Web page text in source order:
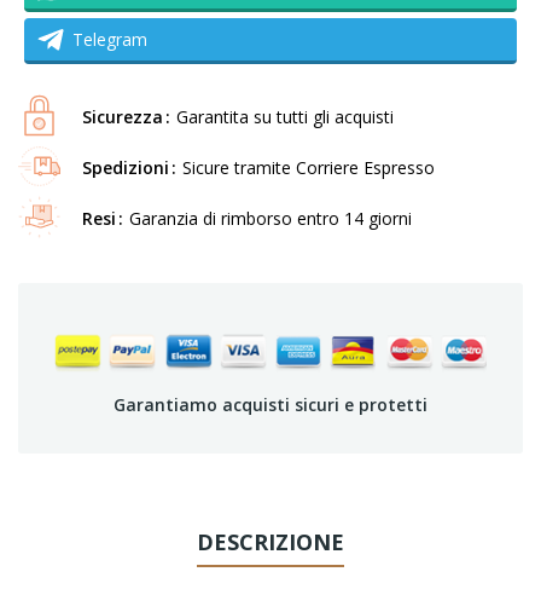
Telegram
Sicurezza Garantita su tutti gli acquisti
Spedizioni Sicure tramite Corriere Espresso
Resi Garanzia di rimborso entro 14 giorni
Garantiamo acquisti sicuri e protetti
DESCRIZIONE